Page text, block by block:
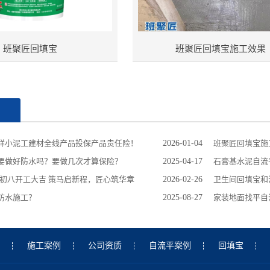
班聚匠回填宝 班聚匠回填宝施工效果
小泥工建材全线产品投保产品责任险！ 2026-01-04
班聚匠回填宝
做好防水吗？要做几次才算保险？
2025-04-17
石膏基水泥自
八开工大吉 策马启新程，匠心筑华章
2026-02-26
卫生间回填宝
水施工？
2025-08-27 家装地面找平
施工案例 公司资质 自流平案例 回填宝